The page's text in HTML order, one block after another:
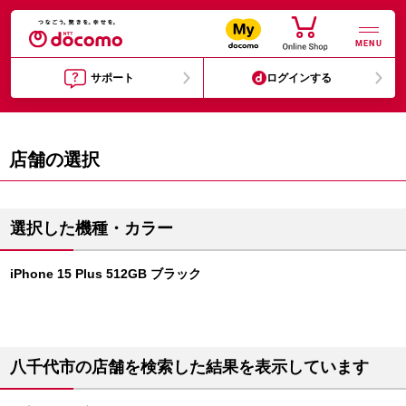
MENU
サポート ログインする
店舗の選択
選択した機種・カラー
iPhone 15 Plus 512GB ブラック
八千代市の店舗を検索した結果を表示しています